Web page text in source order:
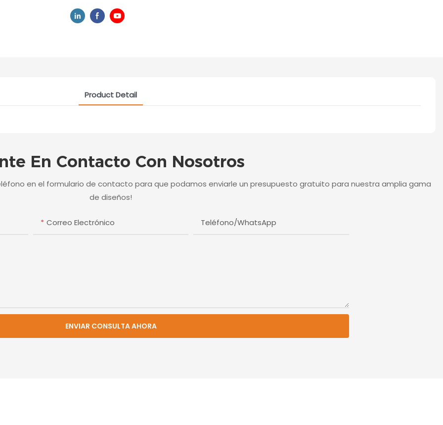
Product Detail
En Contacto Con Nosotros
en el formulario de contacto para que podamos enviarle un presupuesto gratuito para nuestra amplia gama
de diseños!
Correo Electrónico Teléfono/WhatsApp
ENVIAR CONSULTA AHORA